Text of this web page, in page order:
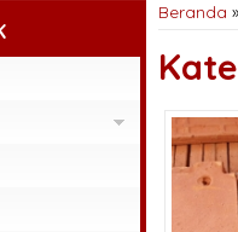
Beranda »